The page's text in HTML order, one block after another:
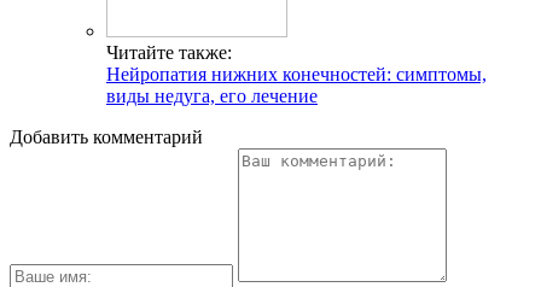
Читайте также:
Нейропатия нижних конечностей: симптомы,
виды недуга, его лечение
Добавить комментарий